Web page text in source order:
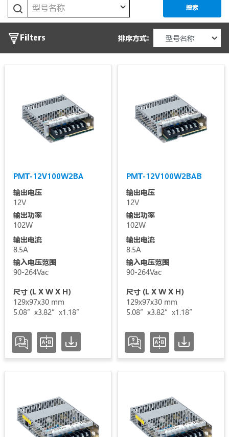
型号名称
搜索
Filters 排序方式:
PMR
PMS
PMT2
PMT2
PMU
输
出
电
输
入
电
压
范
围
证
别
状
增加 / 移除选项
PMT-12V100W2BA
输出电压
12V
输出功率
102W
输出电流
8.5A
输入电压范围
90-264Vac
尺寸 (L X W X H)
129x97x30 mm
5.08”x3.82”x1.18”
PMT-12V100W2BAB
输出电压
12V
输出功率
102W
输出电流
8.5A
输入电压范围
90-264Vac
尺寸 (L X W X H)
129x97x30 mm
5.08”x3.82”x1.18”